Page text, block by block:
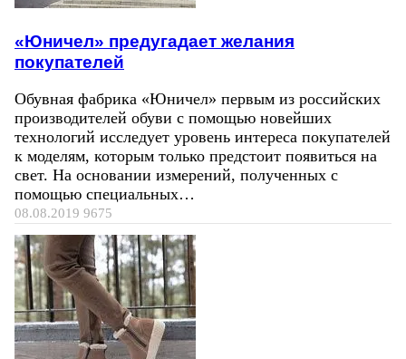
«Юничел» предугадает желания
покупателей
Обувная фабрика «Юничел» первым из российских
производителей обуви с помощью новейших
технологий исследует уровень интереса покупателей
к моделям, которым только предстоит появиться на
свет. На основании измерений, полученных с
помощью специальных…
08.08.2019 9675